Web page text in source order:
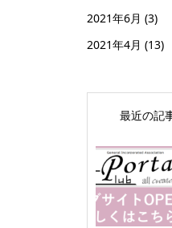
2021年6月 (3)
2021年4月 (13)
最近の記